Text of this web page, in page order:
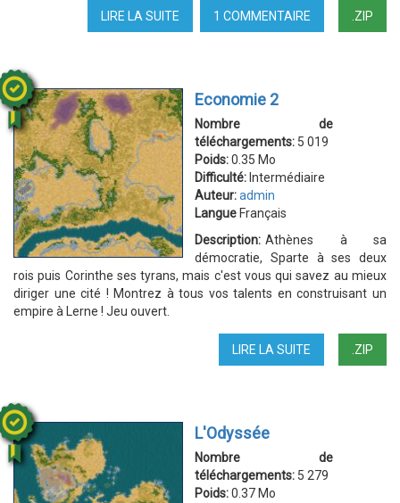
.ZIP
LIRE LA SUITE
ARMÉE
1 COMMENTAIRE
Economie 2
Nombre de
téléchargements: 5 019
Poids:0.35 Mo
Difficulté: Intermédiaire
Auteur:admin
Langue Français
Description: Athènes à sa
démocratie, Sparte à ses deux
rois puis Corinthe ses tyrans, mais c'est vous qui savez au mieux
diriger une cité ! Montrez à tous vos talents en construisant un
empire à Lerne ! Jeu ouvert.
.ZIP
LIRE LA SUITE
ECONOMIE
L'Odyssée
Nombre de
téléchargements: 5 279
Poids:0.37 Mo